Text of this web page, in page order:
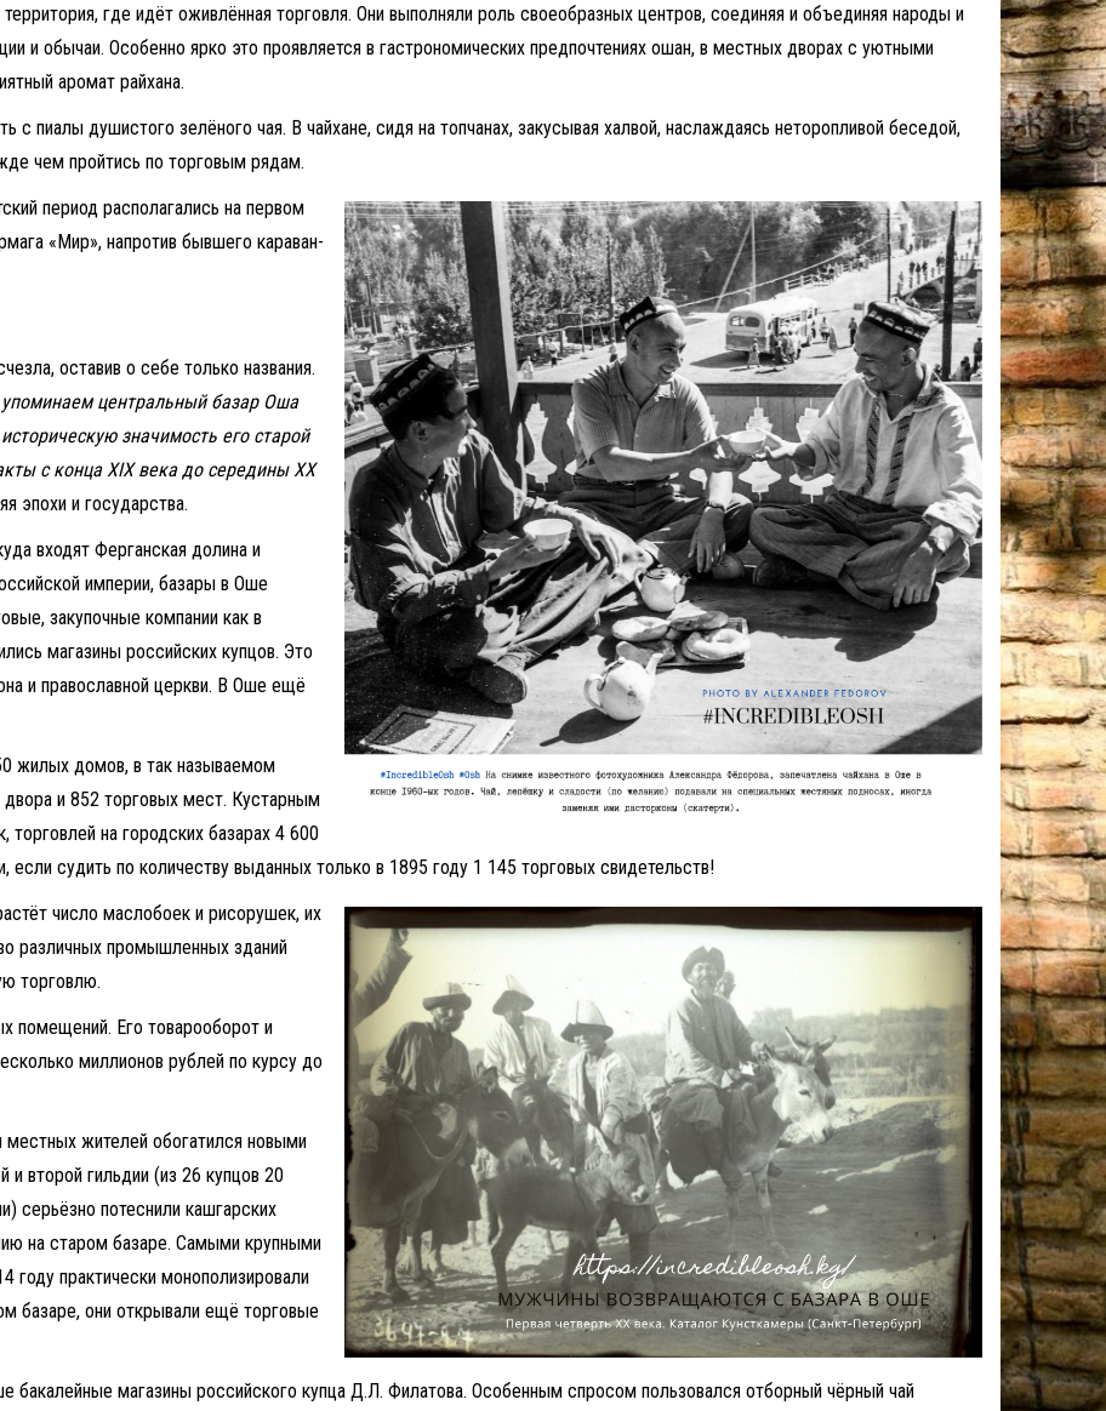
где идёт оживлённая торговля. Они выполняли роль своеобразных центров, соединяя и объединяя народы и
и обычаи. Особенно ярко это проявляется в гастрономических предпочтениях ошан, в местных дворах с уютными
аромат райхана.
с пиалы душистого зелёного чая. В чайхане, сидя на топчанах, закусывая халвой, наслаждаясь неторопливой беседой,
чем пройтись по торговым рядам.
период располагались на первом
«Мир», напротив бывшего караван-
оставив о себе только названия.
центральный базар Оша
значимость его старой
с конца XIX века до середины XX
эпохи и государства.
входят Ферганская долина и
империи, базары в Оше
закупочные компании как в
магазины российских купцов. Это
и православной церкви. В Оше ещё
жилых домов, в так называемом
и 852 торговых мест. Кустарным
на городских базарах 4 600
судить по количеству выданных только в 1895 году 1 145 торговых свидетельств!
число маслобоек и рисорушек, их
различных промышленных зданий
торговлю.
помещений. Его товарооборот и
миллионов рублей по курсу до
местных жителей обогатился новыми
второй гильдии (из 26 купцов 20
серьёзно потеснили кашгарских
на старом базаре. Самыми крупными
практически монополизировали
базаре, они открывали ещё торговые
магазины российского купца Д.Л. Филатова. Особенным спросом пользовался отборный чёрный чай